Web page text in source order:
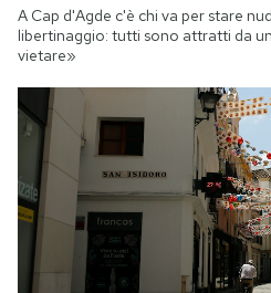
Esci
A Cap d'Agde c'è chi va per stare
libertinaggio: tutti sono attratti da
vietare»